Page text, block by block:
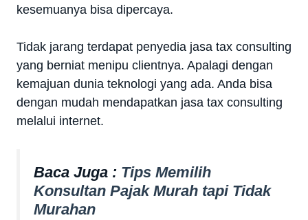
kesemuanya bisa dipercaya.
Tidak jarang terdapat penyedia jasa tax consulting
yang berniat menipu clientnya. Apalagi dengan
kemajuan dunia teknologi yang ada. Anda bisa
dengan mudah mendapatkan jasa tax consulting
melalui internet.
Baca Juga : Tips Memilih
Konsultan Pajak Murah tapi Tidak
Murahan